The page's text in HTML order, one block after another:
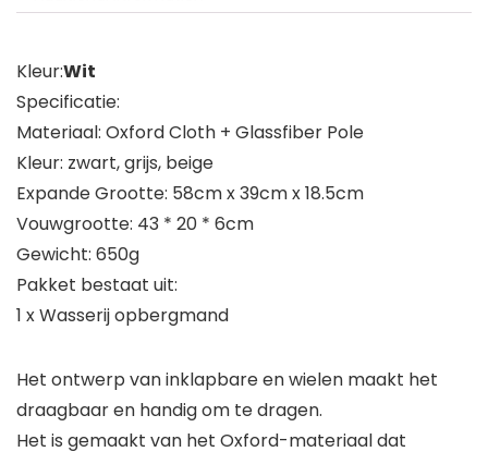
Kleur:Wit
Specificatie:
Materiaal: Oxford Cloth + Glassfiber Pole
Kleur: zwart, grijs, beige
Expande Grootte: 58cm x 39cm x 18.5cm
Vouwgrootte: 43 * 20 * 6cm
Gewicht: 650g
Pakket bestaat uit:
1 x Wasserij opbergmand
Het ontwerp van inklapbare en wielen maakt het
draagbaar en handig om te dragen.
Het is gemaakt van het Oxford-materiaal dat